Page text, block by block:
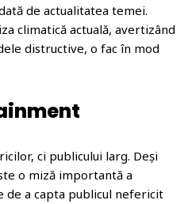
de actualitatea temei.
climatică actuală, avertizând
distructive, o fac în mod
ci publicului larg. Deși
o miză importantă a
de a capta publicul nefericit